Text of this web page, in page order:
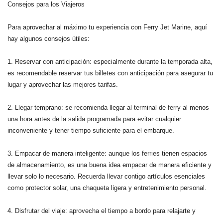
Consejos para los Viajeros
Para aprovechar al máximo tu experiencia con Ferry Jet Marine, aquí
hay algunos consejos útiles:
1. Reservar con anticipación: especialmente durante la temporada alta,
es recomendable reservar tus billetes con anticipación para asegurar tu
lugar y aprovechar las mejores tarifas.
2. Llegar temprano: se recomienda llegar al terminal de ferry al menos
una hora antes de la salida programada para evitar cualquier
inconveniente y tener tiempo suficiente para el embarque.
3. Empacar de manera inteligente: aunque los ferries tienen espacios
de almacenamiento, es una buena idea empacar de manera eficiente y
llevar solo lo necesario. Recuerda llevar contigo artículos esenciales
como protector solar, una chaqueta ligera y entretenimiento personal.
4. Disfrutar del viaje: aprovecha el tiempo a bordo para relajarte y